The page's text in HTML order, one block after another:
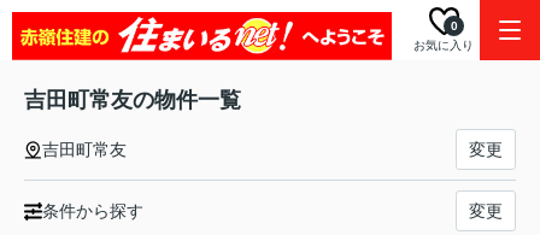
お気に入り
0
吉田町常友の物件一覧
吉田町常友 変更
条件から探す 変更